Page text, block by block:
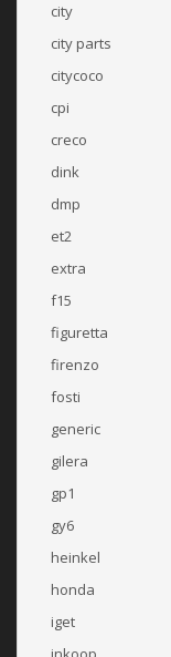
city
city parts
citycoco
cpi
creco
dink
dmp
et2
extra
f15
figuretta
firenzo
fosti
generic
gilera
gp1
gy6
heinkel
honda
iget